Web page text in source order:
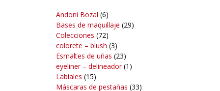
Andoni Bozal (6)
Bases de maquillaje (29)
Colecciones (72)
colorete – blush (3)
Esmaltes de uñas (23)
eyeliner – delineador(1)
Labiales (15)
Máscaras de pestañas (33)